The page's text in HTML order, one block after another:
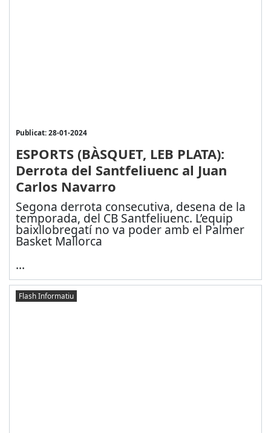
Publicat: 28-01-2024
ESPORTS (BÀSQUET, LEB PLATA):
Derrota del Santfeliuenc al Juan
Carlos Navarro
Segona derrota consecutiva, desena de la
temporada, del CB Santfeliuenc. L’equip
baixllobregatí no va poder amb el Palmer
Basket Mallorca
...
Flash Informatiu